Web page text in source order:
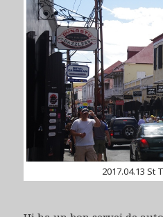
2017.04.13 St